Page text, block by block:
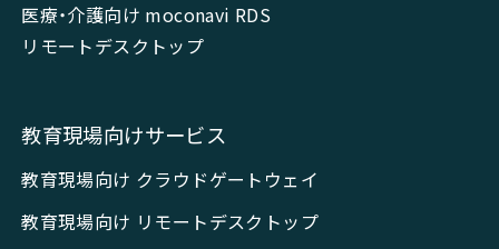
医療・介護向け moconavi RDS
リモートデスクトップ
教育現場向けサービス
教育現場向け クラウドゲートウェイ
教育現場向け リモートデスクトップ